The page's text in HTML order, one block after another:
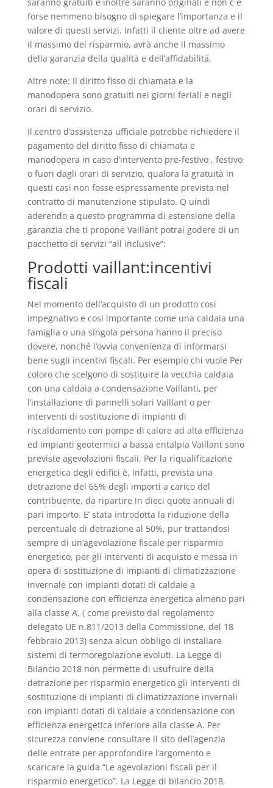
saranno gratuiti e inoltre saranno originali e non c è
forse nemmeno bisogno di spiegare l’importanza e il
valore di questi servizi. Infatti il cliente oltre ad avere
il massimo del risparmio, avrà anche il massimo
della garanzia della qualità e dell’affidabilità.
Altre note: Il diritto fisso di chiamata e la
manodopera sono gratuiti nei giorni feriali e negli
orari di servizio.
Il centro d’assistenza ufficiale potrebbe richiedere il
pagamento del diritto fisso di chiamata e
manodopera in caso d’intervento pre-festivo , festivo
o fuori dagli orari di servizio, qualora la gratuità in
questi casi non fosse espressamente prevista nel
contratto di manutenzione stipulato. Q uindi
aderendo a questo programma di estensione della
garanzia che ti propone Vaillant potrai godere di un
pacchetto di servizi “all inclusive”:
Prodotti vaillant:incentivi
fiscali
Nel momento dell’acquisto di un prodotto cosi
impegnativo e cosi importante come una caldaia una
famiglia o una singola persona hanno il preciso
dovere, nonché l’ovvia convenienza di informarsi
bene sugli incentivi fiscali. Per esempio chi vuole Per
coloro che scelgono di sostituire la vecchia caldaia
con una caldaia a condensazione Vaillanti, per
l’installazione di pannelli solari Vaillant o per
interventi di sostituzione di impianti di
riscaldamento con pompe di calore ad alta efficienza
ed impianti geotermici a bassa entalpia Vaillant sono
previste agevolazioni fiscali. Per la riqualificazione
energetica degli edifici è, infatti, prevista una
detrazione del 65% degli importi a carico del
contribuente, da ripartire in dieci quote annuali di
pari importo. E’ stata introdotta la riduzione della
percentuale di detrazione al 50%, pur trattandosi
sempre di un’agevolazione fiscale per risparmio
energetico, per gli interventi di acquisto e messa in
opera di sostituzione di impianti di climatizzazione
invernale con impianti dotati di caldaie a
condensazione con efficienza energetica almeno pari
alla classe A, ( come previsto dal regolamento
delegato UE n.811/2013 della Commissione, del 18
febbraio 2013) senza alcun obbligo di installare
sistemi di termoregolazione evoluti. La Legge di
Bilancio 2018 non permette di usufruire della
detrazione per risparmio energetico gli interventi di
sostituzione di impianti di climatizzazione invernali
con impianti dotati di caldaie a condensazione con
efficienza energetica inferiore alla classe A. Per
sicurezza conviene consultare il sito dell’agenzia
delle entrate per approfondire l’argomento e
scaricare la guida “Le agevolazioni fiscali per il
risparmio energetico”. La Legge di bilancio 2018,